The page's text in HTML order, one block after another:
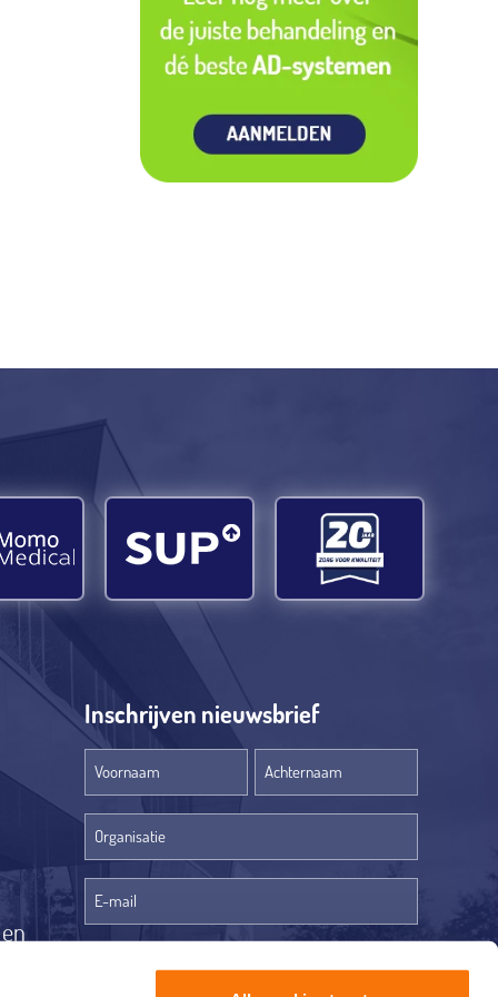
Inschrijven nieuwsbrief
Voornaam Achternaam
Organisatie
(optioneel)